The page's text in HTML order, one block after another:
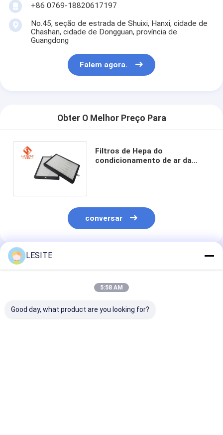
+86 0769-18820617197
No.45, seção de estrada de Shuixi, Hanxi, cidade de
Chashan, cidade de Dongguan, província de
Guangdong
Falem agora.
Obter O Melhor Preço Para
Filtros de Hepa do
condicionamento de ar da
conversar
Produtos Recomendados
LESITE
5:58 AM
Good day, what product are you looking for?